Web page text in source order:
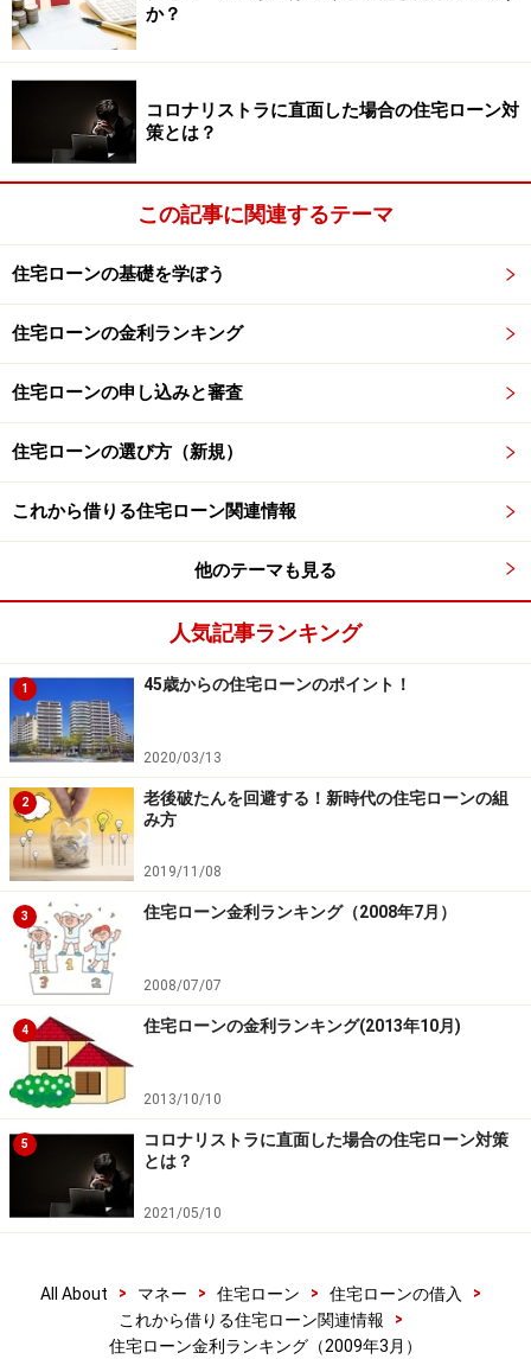
か？
コロナリストラに直面した場合の住宅ローン対
策とは？
この記事に関連するテーマ
住宅ローンの基礎を学ぼう
住宅ローンの金利ランキング
住宅ローンの申し込みと審査
住宅ローンの選び方（新規）
これから借りる住宅ローン関連情報
他のテーマも見る
人気記事ランキング
1 45歳からの住宅ローンのポイント！
2020/03/13
2
老後破たんを回避する！新時代の住宅ローンの組
み方
2019/11/08
3 住宅ローン金利ランキング（2008年7月）
2008/07/07
4 住宅ローンの金利ランキング(2013年10月)
2013/10/10
5
コロナリストラに直面した場合の住宅ローン対策
とは？
2021/05/10
All About > マネー > 住宅ローン > 住宅ローンの借入
>
これから借りる住宅ローン関連情報
>
住宅ローン金利ランキング（2009年3月）